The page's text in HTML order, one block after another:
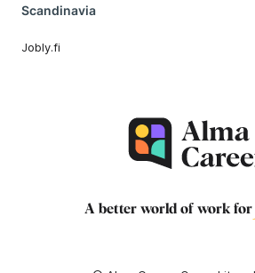
Scandinavia
Jobly.fi
A better world of work for